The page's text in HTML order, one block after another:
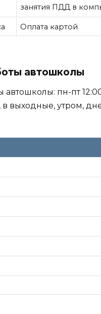
занятия ПДД в
Оплата картой
автошколы
автошколы: пн-пт
в выходные, утром,